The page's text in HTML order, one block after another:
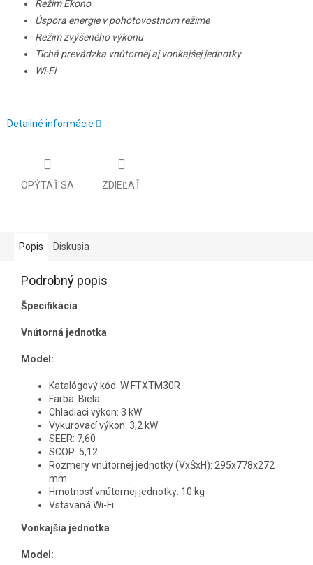
Režim Ekono
Úspora energie v pohotovostnom režime
Režim zvýšeného výkonu
Tichá prevádzka vnútornej aj vonkajšej jednotky
Wi-Fi
Detailné informácie
OPÝTAŤ SA ZDIEĽAŤ
Popis Diskusia
Podrobný popis
Špecifikácia
Vnútorná jednotka
Model:
Katalógový kód: W FTXTM30R
Farba: Biela
Chladiaci výkon: 3 kW
Vykurovací výkon: 3,2 kW
SEER: 7,60
SCOP: 5,12
Rozmery vnútornej jednotky (VxŠxH): 295x778x272
mm
Hmotnosť vnútornej jednotky: 10 kg
Vstavaná Wi-Fi
Vonkajšia jednotka
Model: